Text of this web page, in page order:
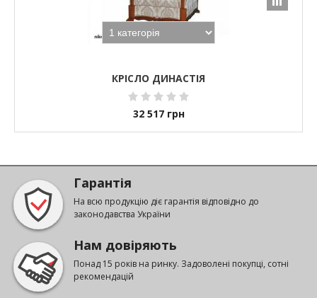
КРІСЛО ДИНАСТІЯ
32 517 грн
Гарантія
На всю продукцію діє гарантія відповідно до
законодавства України
Нам довіряють
Понад 15 років на ринку. Задоволені покупці, сотні
рекомендацій